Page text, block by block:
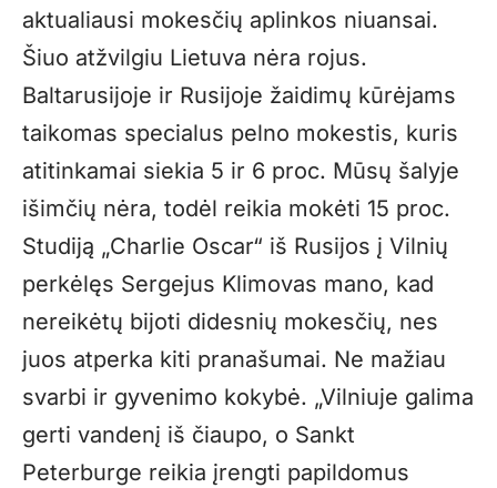
aktualiausi mokesčių aplinkos niuansai.
Šiuo atžvilgiu Lietuva nėra rojus.
Baltarusijoje ir Rusijoje žaidimų kūrėjams
taikomas specialus pelno mokestis, kuris
atitinkamai siekia 5 ir 6 proc. Mūsų šalyje
išimčių nėra, todėl reikia mokėti 15 proc.
Studiją „Charlie Oscar“ iš Rusijos į Vilnių
perkėlęs Sergejus Klimovas mano, kad
nereikėtų bijoti didesnių mokesčių, nes
juos atperka kiti pranašumai. Ne mažiau
svarbi ir gyvenimo kokybė. „Vilniuje galima
gerti vandenį iš čiaupo, o Sankt
Peterburge reikia įrengti papildomus